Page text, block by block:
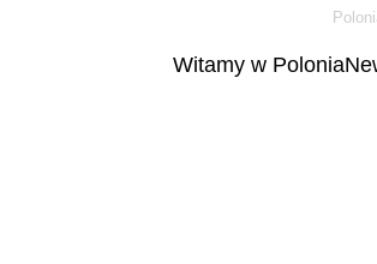
Witamy w